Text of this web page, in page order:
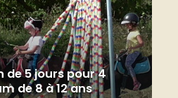
de 5 jours pour 4
de 8 à 12 ans